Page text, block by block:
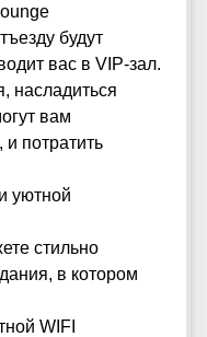
будут
вас в VIP-зал.
насладиться
вам
потратить
уютной
стильно
в котором
WIFI